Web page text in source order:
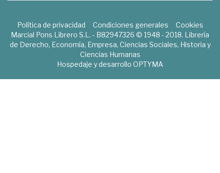
Política de privacidad Condiciones generales
Cookies
Marcial Pons Librero S.L. - B82947326 © 1948 - 2018. Librería
de Derecho, Economía, Empresa, Ciencias Sociales, Historia y
Ciencias Humanas
Hospedaje y desarrollo OPTYMA